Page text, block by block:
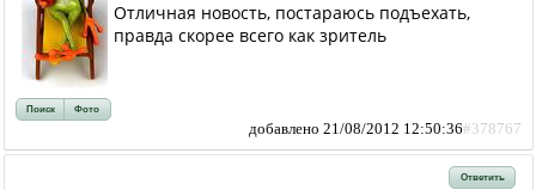
Отличная новость, постараюсь подъехать,
правда скорее всего как зритель
Поиск Фото
добавлено 21/08/2012 12:50:36#378767
Ответить